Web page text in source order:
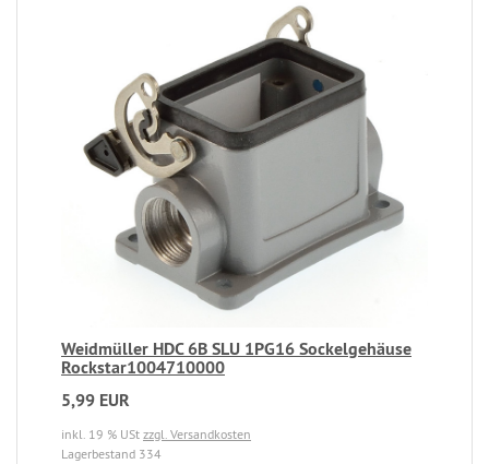
Weidmüller HDC 6B SLU 1PG16 Sockelgehäuse
Rockstar1004710000
5,99 EUR
inkl. 19 % USt zzgl. Versandkosten
Lagerbestand 334